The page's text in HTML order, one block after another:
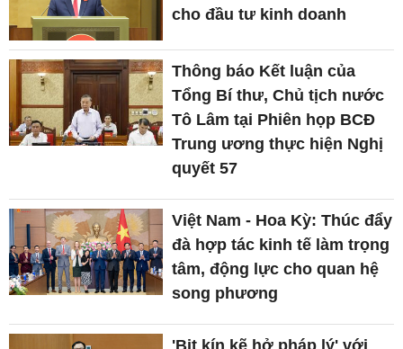
cho đầu tư kinh doanh
Thông báo Kết luận của
Tổng Bí thư, Chủ tịch nước
Tô Lâm tại Phiên họp BCĐ
Trung ương thực hiện Nghị
quyết 57
Việt Nam - Hoa Kỳ: Thúc đẩy
đà hợp tác kinh tế làm trọng
tâm, động lực cho quan hệ
song phương
'Bịt kín kẽ hở pháp lý' với